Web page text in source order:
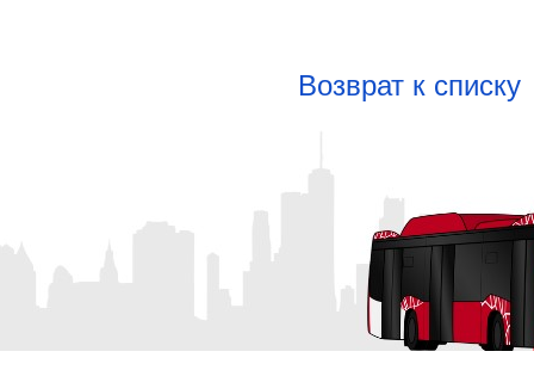
Возврат к списку